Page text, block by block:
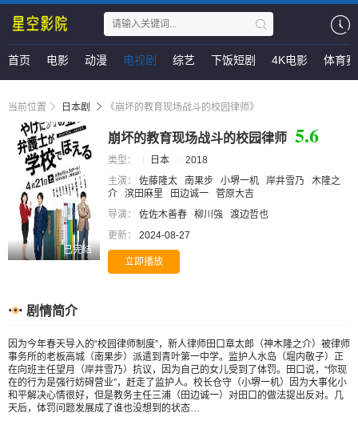
首页 电影 动漫 电视剧 综艺 下饭短剧 4K电影 体育
当前位置 日本剧 《崩坏的教育现场战斗的校园律师》
已完结
崩坏的教育现场战斗的校园律师 5.6
类型： 日本
2018
主演：
佐藤隆太 南果步 小堺一机 岸井雪乃
木隆之
介
滨田麻里 田边诚一
菅原大吉
导演：
佐佐木善春 柳川強
渡边哲也
更新：
2024-08-27
立即播放
剧情简介
因为今年春天导入的“校园律师制度”，新人律师田口章太郎（神木隆之介）被律师
事务所的老板高城（南果步）派遣到青叶第一中学。监护人水岛（堀内敬子）正
在向班主任望月（岸井雪乃）抗议，因为自己的女儿受到了体罚。田口说，“你现
在的行为是强行妨碍营业”，赶走了监护人。校长仓守（小堺一机）因为大事化小
和平解决心情很好，但是教务主任三浦（田边诚一）对田口的做法提出反对。几
天后，体罚问题发展成了谁也没想到的状态…